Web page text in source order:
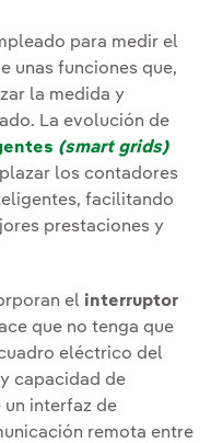
para medir el
unas funciones que,
la medida y
La evolución de
(smart grids)
los contadores
facilitando
prestaciones y
el interruptor
que no tenga que
eléctrico del
capacidad de
un interfaz de
remota entre